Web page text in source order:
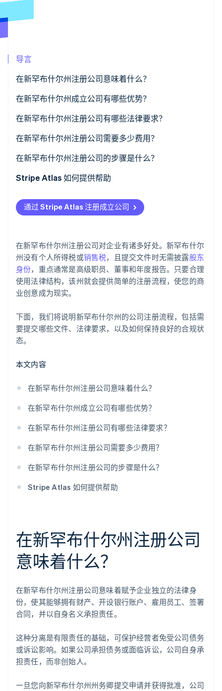
了解 Stripe 如何为 AI 构建经济基础设施。
导言
在新罕布什尔州注册公司意味着什么？
在新罕布什尔州成立公司有哪些优势？
适度的企业税收
管理要求低
吸引企业的激励措施
在新罕布什尔州注册公司有哪些法律要求？
企业名称
公司章程
注册代理人
初始公司结构
年度报告
在新罕布什尔州注册公司需要多少费用？
在新罕布什尔州注册公司的步骤是什么？
选择企业名称
指定注册代理人
提交公司章程
检查是否需要额外的执照或许可证
提交年度报告
Stripe Atlas 如何提供帮助
申请使用 Atlas 注册公司
在获取雇主识别号 (EIN) 前开通收款和银行服务
自动提交 83(b) 税务申报
全球顶尖水准的公司法律文件
Stripe Payments 服务首年免费，更享价值 5 万美元的
通过 Stripe Atlas 注册成立公司
在新罕布什尔州注册公司对企业有诸多好处。新罕布什尔
州没有个人所得税或销售税，且提交文件时无需披露股东
身份，重点通常是高级职员、董事和年度报告。只要合理
使用法律结构，该州就会提供简单的注册流程，使您的商
业创意成为现实。
下面，我们将说明新罕布什尔州的公司注册流程，包括需
要提交哪些文件、法律要求，以及如何保持良好的合规状
态。
本文内容
在新罕布什尔州注册公司意味着什么？
在新罕布什尔州成立公司有哪些优势？
在新罕布什尔州注册公司有哪些法律要求？
在新罕布什尔州注册公司需要多少费用？
在新罕布什尔州注册公司的步骤是什么？
Stripe Atlas 如何提供帮助
在新罕布什尔州注册公司
意味着什么？
在新罕布什尔州注册公司意味着赋予企业独立的法律身
份，使其能够拥有财产、开设银行账户、雇用员工、签署
合同，并以自身名义承担责任。
这种分离是有限责任的基础，可保护经营者免受公司债务
或诉讼影响。如果公司承担债务或面临诉讼，公司自身承
担责任，而非创始人。
一旦您向新罕布什尔州州务卿提交申请并获得批准，公司